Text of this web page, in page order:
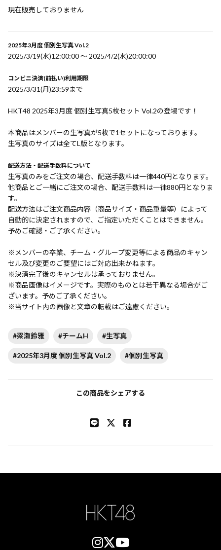
現在販売しておりません
2025年3月度 個別生写真 Vol.2
2025/3/19(水)12:00:00 〜 2025/4/2(水)20:00:00
コンビニ決済(前払い)利用期限
2025/3/31(月)23:59まで
HKT48 2025年3月度 個別生写真5枚セット Vol.2の登場です！
本商品はメンバーの生写真が5枚で1セットになっております。
生写真のサイズは全てL版となります。
配送方法・配送手数料について
生写真のみをご注文の場合、配送手数料は一律440円となります。
他商品とご一緒にご注文の場合、配送手数料は一律880円となりま
す。
配送方法はご注文商品内容（商品サイズ・商品重量等）によって
自動的に決定されますので、ご指定いただくことはできません。
予めご確認・ご了承ください。
※メンバーの卒業、チーム・グループ変更等による商品のキャン
セル及び変更のご要望にはご対応出来かねます。
※決済完了後のキャンセルは承っておりません。
※商品画像はイメージです。実際のものとは若干異なる場合がご
ざいます。予めご了承ください。
※当サイト内の画像と文章の転載はご遠慮ください。
#梁瀬鈴雅 #チームH #生写真
#2025年3月度 個別生写真 Vol.2 #個別生写真
この商品をシェアする